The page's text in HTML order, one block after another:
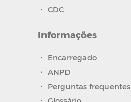
・ CDC
Informações
・ Encarregado
・ ANPD
・ Perguntas frequentes